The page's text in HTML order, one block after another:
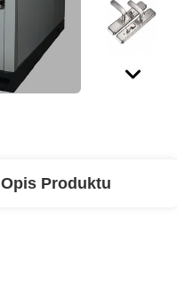
Opis Produktu